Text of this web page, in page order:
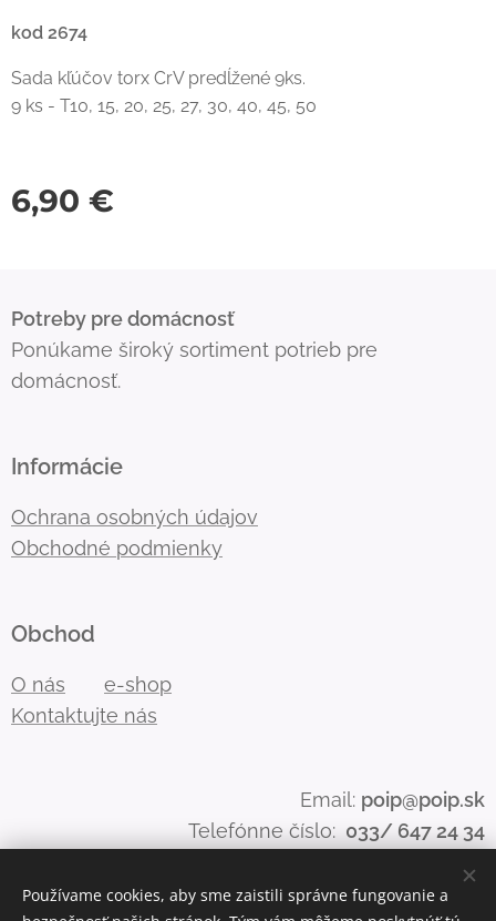
kod 2674
Sada kľúčov torx CrV predĺžené 9ks.
9 ks - T10, 15, 20, 25, 27, 30, 40, 45, 50
6,90 €
Potreby pre domácnosť
Ponúkame široký sortiment potrieb pre
domácnosť.
Informácie
Ochrana osobných údajov
Obchodné podmienky
Obchod
O nás
e-shop
Kontaktujte nás
Email: poip@poip.sk
Telefónne číslo: 033/ 647 24 34
Používame cookies, aby sme zaistili správne fungovanie a